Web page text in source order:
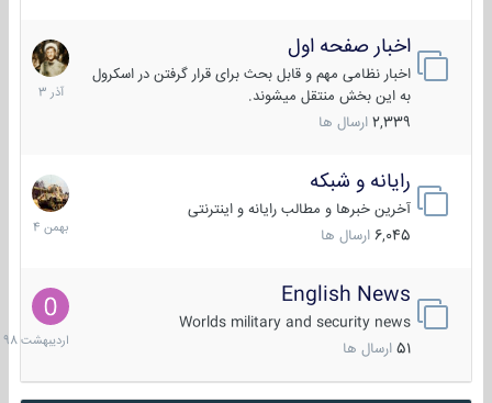
اخبار صفحه اول
اخبار نظامی مهم و قابل بحث برای قرار گرفتن در اسکرول
به این بخش منتقل میشوند.
2,339 ارسال ها
7
آذر
1403
رایانه و شبکه
آخرین خبرها و مطالب رایانه و اینترنتی
6,045 ارسال ها
30
بهمن
1404
English News
Worlds military and security news
51 ارسال ها
10
1398